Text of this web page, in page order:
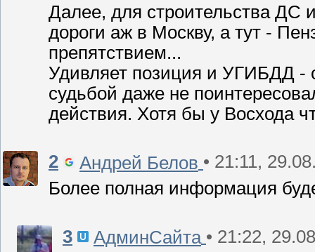
Далее, для строительства ДС
дороги аж в Москву, а тут -
препятствием...
Удивляет позиция и УГИБДД -
судьбой даже не
действия. Хотя бы у Восхода
2 Андрей Белов • 21:11,
Более полная информация
3 АдминСайта • 21:22,